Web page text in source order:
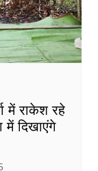
में राकेश रहे
में दिखाएंगे